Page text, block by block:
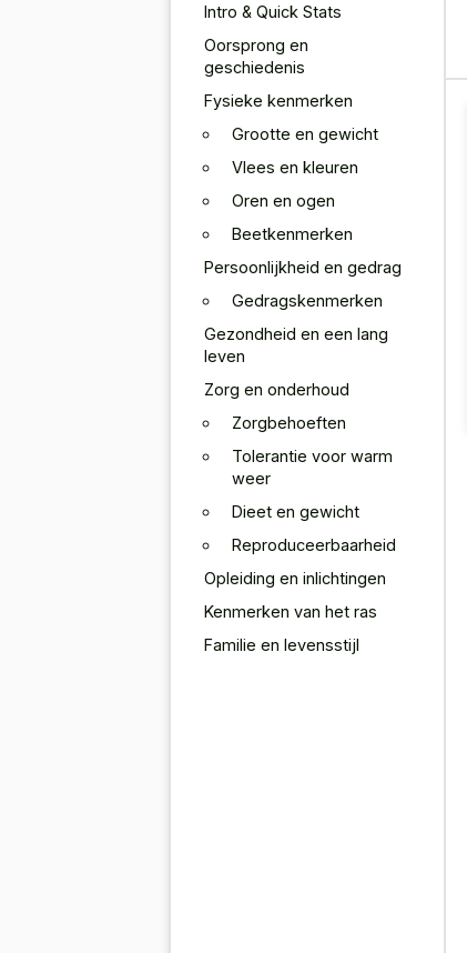
Intro & Quick Stats
Oorsprong en
geschiedenis
Fysieke kenmerken
Grootte en gewicht
Vlees en kleuren
Oren en ogen
Beetkenmerken
Persoonlijkheid en gedrag
Gedragskenmerken
Gezondheid en een lang
leven
Zorg en onderhoud
Zorgbehoeften
Tolerantie voor warm
weer
Dieet en gewicht
Reproduceerbaarheid
Opleiding en inlichtingen
Kenmerken van het ras
Familie en levensstijl